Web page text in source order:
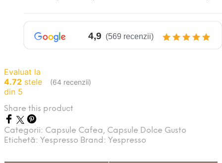
Evaluat la
4.72 stele
din 5
(64 recenzii)
Share this product
Categorii: Capsule Cafea, Capsule Dolce Gusto
Etichetă: Yespresso Brand: Yespresso